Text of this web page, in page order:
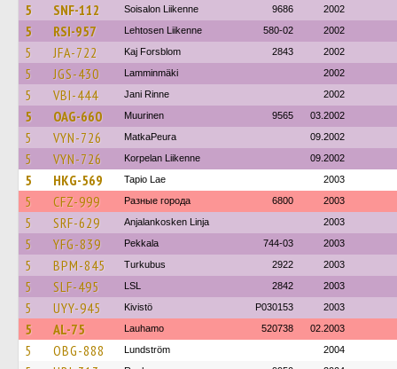
5 SNF-112 Soisalon Liikenne 9686 2002
5 RSI-957 Lehtosen Liikenne 580-02 2002
5 JFA-722 Kaj Forsblom 2843 2002
5 JGS-430 Lamminmäki 2002
5 VBI-444 Jani Rinne 2002
5 OAG-660 Muurinen 9565 03.2002
5 VYN-726 MatkaPeura 09.2002
5 VYN-726 Korpelan Liikenne 09.2002
5 HKG-569 Tapio Lae 2003
5 CFZ-999 Разные города 6800 2003
5 SRF-629 Anjalankosken Linja 2003
5 YFG-839 Pekkala 744-03 2003
5 BPM-845 Turkubus 2922 2003
5 SLF-495 LSL 2842 2003
5 UYY-945 Kivistö P030153 2003
5 AL-75 Lauhamo 520738 02.2003
5 OBG-888 Lundström 2004